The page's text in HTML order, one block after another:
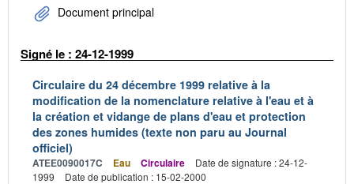
Document principal
Signé le : 24-12-1999
Circulaire du 24 décembre 1999 relative à la
modification de la nomenclature relative à l'eau et à
la création et vidange de plans d'eau et protection
des zones humides (texte non paru au Journal
officiel)
ATEE0090017C Eau Circulaire
Date de signature : 24-12-
1999
Date de publication : 15-02-2000